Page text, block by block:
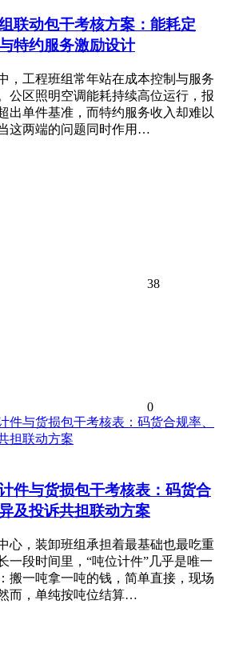
联动包干考核方案：能耗定
特约服务激励设计
，工程班组常年站在成本控制与服务
公区照明空调能耗持续高位运行，报
出单件基准，而特约服务收入却难以
这两端的问题同时作用…
38
0
件与货损包干考核表：码货合
及投诉共担联动方案
心，装卸班组承担着最基础也最吃重
一段时间里，“吨位计件”几乎是唯一
搬一吨拿一吨的钱，简单直接，现场
而，单纯按吨位结算…